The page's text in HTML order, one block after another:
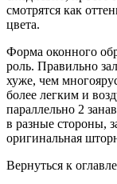
смотрятся как
цвета.
Форма оконного
роль. Правильно
хуже, чем
более легким и
параллельно 2
в разные стороны,
оригинальная
Вернуться к